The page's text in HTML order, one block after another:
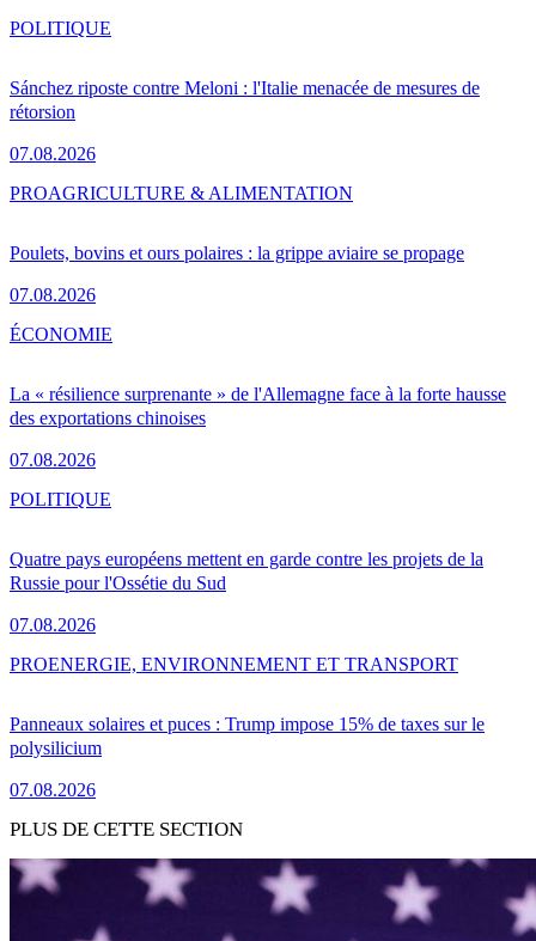
Sánchez riposte contre Meloni : l'Italie menacée de mesures de
rétorsion
07.08.2026
POLITIQUE
Poulets, bovins et ours polaires : la grippe aviaire se propage
07.08.2026
PROAGRICULTURE & ALIMENTATION
La « résilience surprenante » de l'Allemagne face à la forte hausse
des exportations chinoises
07.08.2026
ÉCONOMIE
Quatre pays européens mettent en garde contre les projets de la
Russie pour l'Ossétie du Sud
07.08.2026
POLITIQUE
Panneaux solaires et puces : Trump impose 15% de taxes sur le
polysilicium
07.08.2026
PROENERGIE, ENVIRONNEMENT ET TRANSPORT
PLUS DE CETTE SECTION